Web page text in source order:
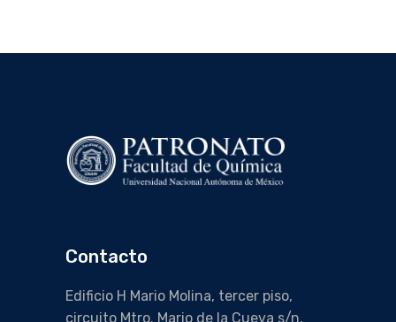
Contacto
Edificio H Mario Molina, tercer piso,
circuito Mtro. Mario de la Cueva s/n,